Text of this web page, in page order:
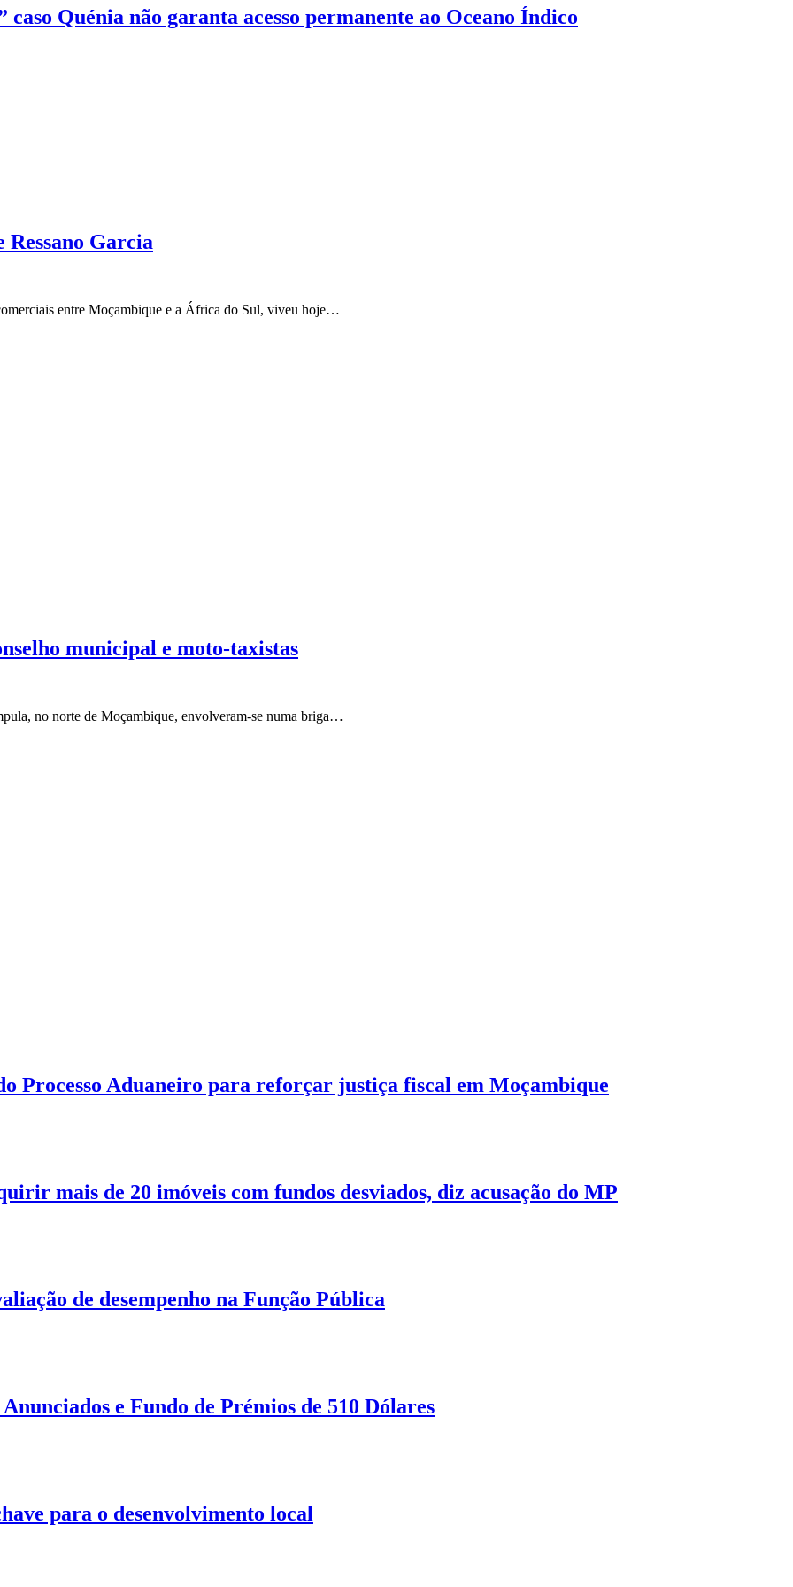
Quénia não garanta acesso permanente ao Oceano Índico
Ressano Garcia
entre Moçambique e a África do Sul, viveu hoje…
municipal e moto-taxistas
no norte de Moçambique, envolveram-se numa briga…
Processo Aduaneiro para reforçar justiça fiscal em Moçambique
mais de 20 imóveis com fundos desviados, diz acusação do MP
de desempenho na Função Pública
e Fundo de Prémios de 510 Dólares
para o desenvolvimento local